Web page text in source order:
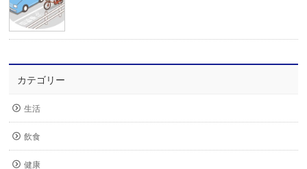
カテゴリー
生活
飲食
健康